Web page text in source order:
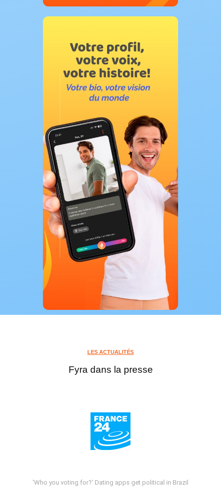
LES ACTUALITÉS
Fyra dans la presse
'Who you voting for?' Dating apps get political in Brazil